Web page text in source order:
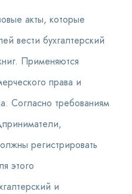
акты, которые
вести бухгалтерский
Применяются
права и
Согласно требованиям
регистрировать
этого
и